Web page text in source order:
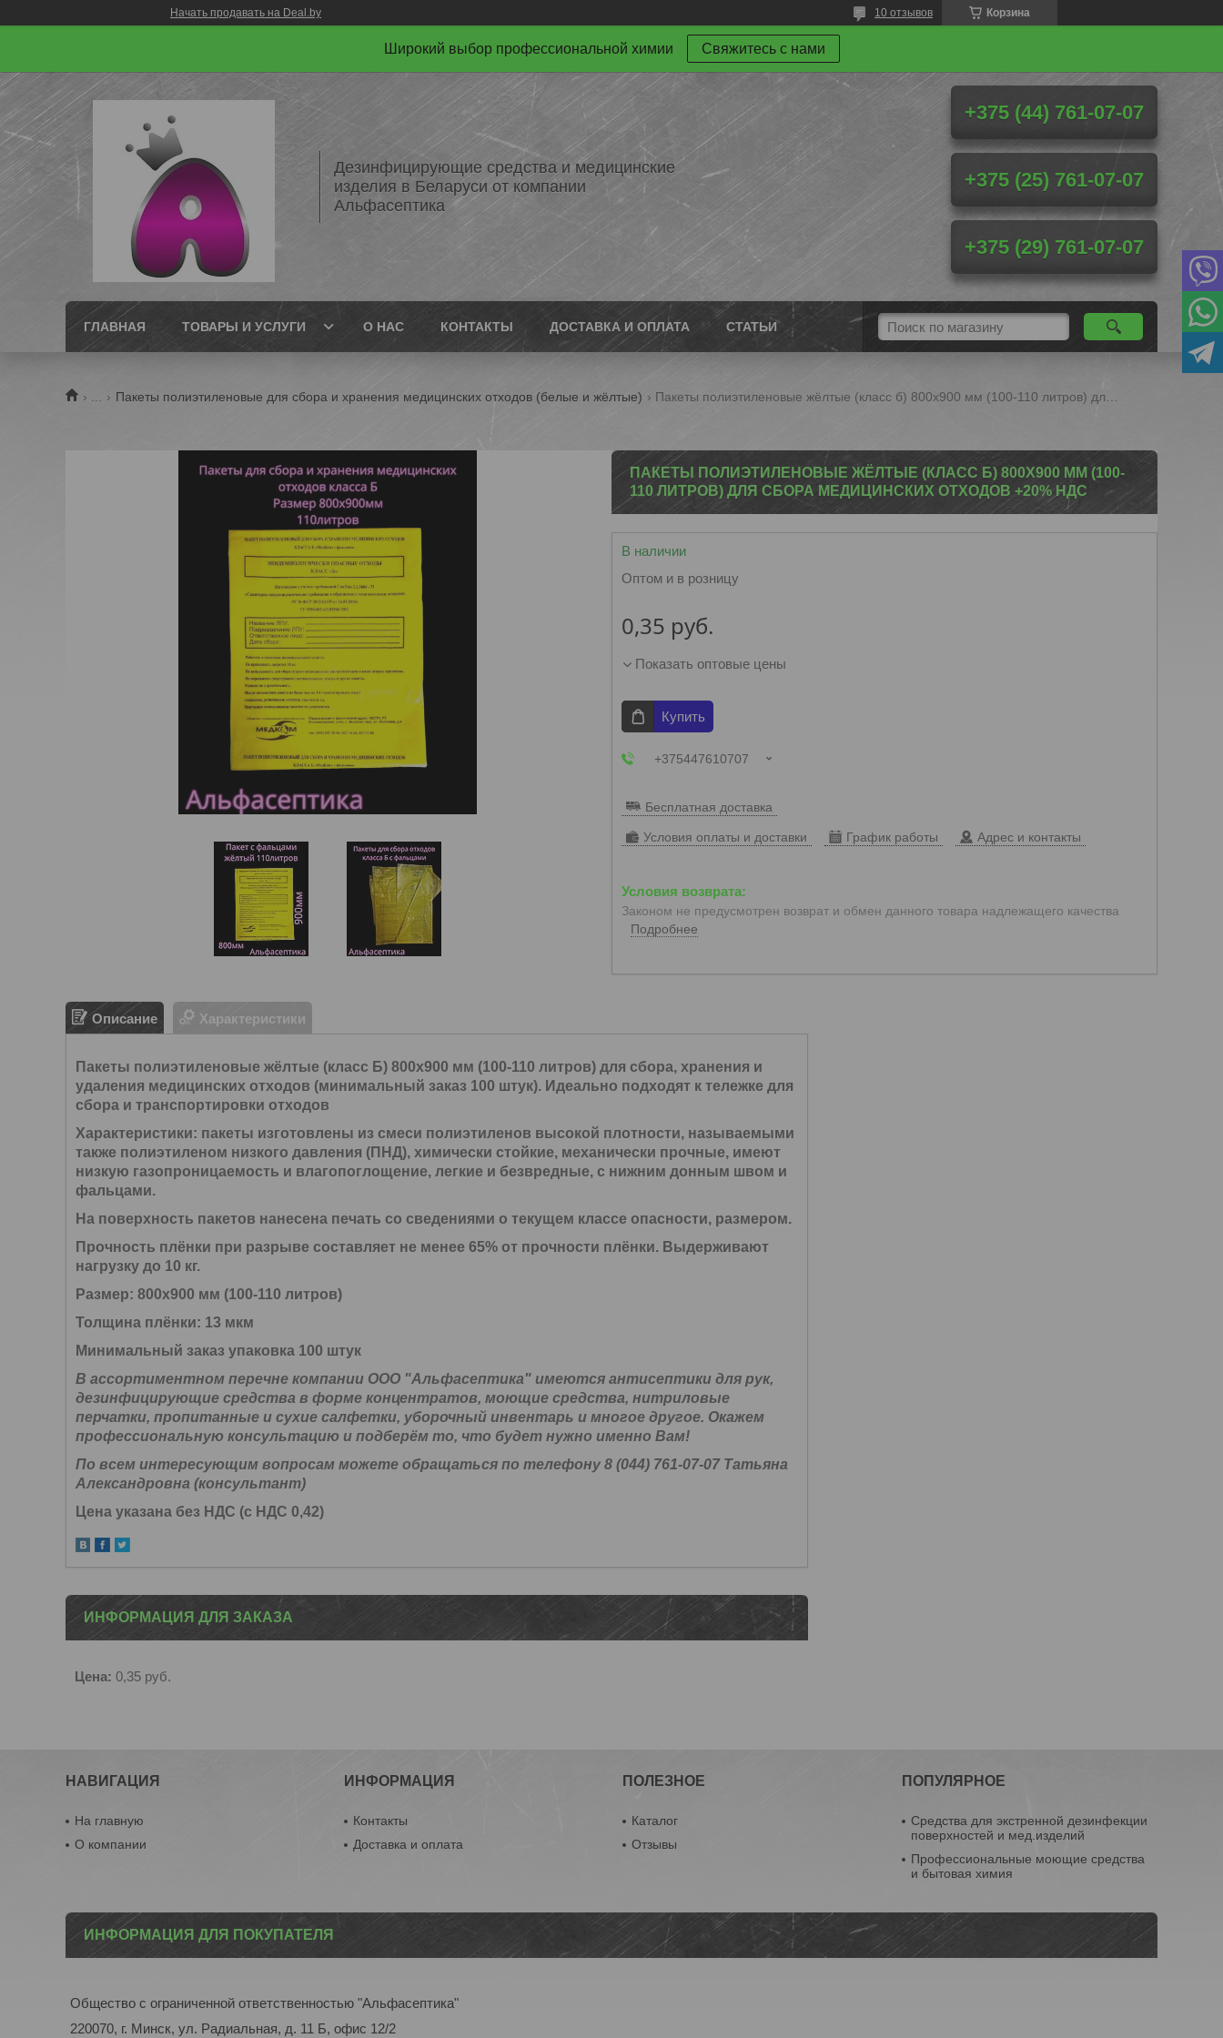
Начать продавать на Deal.by Корзина
10 отзывов
Широкий выбор профессиональной химии Свяжитесь с нами
Дезинфицирующие средства и медицинские
изделия в Беларуси от компании
Альфасептика
+375 (44) 761-07-07
+375 (25) 761-07-07
+375 (29) 761-07-07
ГЛАВНАЯ ТОВАРЫ И УСЛУГИ О НАС КОНТАКТЫ ДОСТАВКА И ОПЛАТА СТАТЬИ
Пакеты полиэтиленовые для сбора и хранения медицинских отходов (белые и жёлтые)
ПАКЕТЫ ПОЛИЭТИЛЕНОВЫЕ ЖЁЛТЫЕ (КЛАСС Б) 800Х900 ММ (100-
110 ЛИТРОВ) ДЛЯ СБОРА МЕДИЦИНСКИХ ОТХОДОВ +20% НДС
В наличии
Оптом и в розницу
0,35 руб.
Показать оптовые цены
Купить
+375447610707
Бесплатная доставка
Условия оплаты и доставки График работы Адрес и контакты
Законом не предусмотрен возврат и обмен данного товара надлежащего качества
Подробнее
Описание Характеристики
Пакеты полиэтиленовые жёлтые (класс Б) 800х900 мм (100-110 литров) для сбора, хранения и
удаления медицинских отходов (минимальный заказ 100 штук). Идеально подходят к тележке для
сбора и транспортировки отходов
Характеристики: пакеты изготовлены из смеси полиэтиленов высокой плотности, называемыми
также полиэтиленом низкого давления (ПНД), химически стойкие, механически прочные, имеют
низкую газопроницаемость и влагопоглощение, легкие и безвредные, с нижним донным швом и
фальцами.
На поверхность пакетов нанесена печать со сведениями о текущем классе опасности, размером.
Прочность плёнки при разрыве составляет не менее 65% от прочности плёнки. Выдерживают
нагрузку до 10 кг.
Размер: 800х900 мм (100-110 литров)
Толщина плёнки: 13 мкм
Минимальный заказ упаковка 100 штук
В ассортиментном перечне компании ООО "Альфасептика" имеются антисептики для рук,
дезинфицирующие средства в форме концентратов, моющие средства, нитриловые
перчатки, пропитанные и сухие салфетки, уборочный инвентарь и многое другое. Окажем
профессиональную консультацию и подберём то, что будет нужно именно Вам!
По всем интересующим вопросам можете обращаться по телефону 8 (044) 761-07-07 Татьяна
Александровна (консультант)
Цена указана без НДС (с НДС 0,42)
ИНФОРМАЦИЯ ДЛЯ ЗАКАЗА
Цена: 0,35 руб.
НАВИГАЦИЯ
На главную
О компании
ИНФОРМАЦИЯ
Контакты
Доставка и оплата
ПОЛЕЗНОЕ
Каталог
Отзывы
ПОПУЛЯРНОЕ
Средства для экстренной дезинфекции
поверхностей и мед.изделий
Профессиональные моющие средства
и бытовая химия
ИНФОРМАЦИЯ ДЛЯ ПОКУПАТЕЛЯ
Общество с ограниченной ответственностью "Альфасептика"
220070, г. Минск, ул. Радиальная, д. 11 Б, офис 12/2